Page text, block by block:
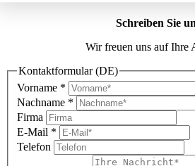
Schreiben Sie
Wir freuen uns auf Ihre
Kontaktformular (DE)
Vorname *
Nachname *
Firma
E-Mail *
Telefon